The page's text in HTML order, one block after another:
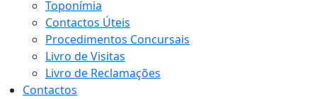
Toponímia
Contactos Úteis
Procedimentos Concursais
Livro de Visitas
Livro de Reclamações
Contactos